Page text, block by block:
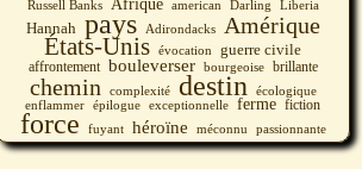
Russell Banks Afrique american Darling Liberia
Hannah pays Adirondacks Amérique
États-Unis évocation
guerre civile
affrontement bouleverser bourgeoise brillante
chemin complexité destin écologique
enflammer épilogue exceptionnelle ferme fiction
force fuyant héroïne méconnu passionnante